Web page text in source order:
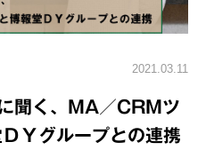
2021.03.11
聞く、MA／CRMツ
Ｙグループとの連携